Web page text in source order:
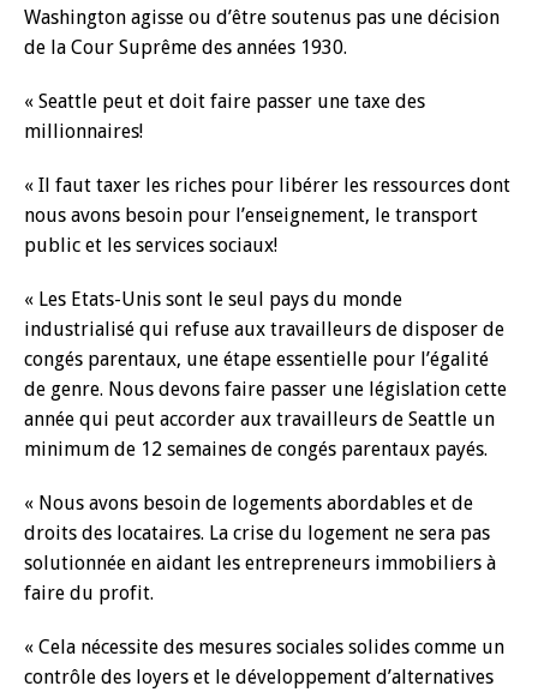
Washington agisse ou d’être soutenus pas une décision
de la Cour Suprême des années 1930.
« Seattle peut et doit faire passer une taxe des
millionnaires!
« Il faut taxer les riches pour libérer les ressources dont
nous avons besoin pour l’enseignement, le transport
public et les services sociaux!
« Les Etats-Unis sont le seul pays du monde
industrialisé qui refuse aux travailleurs de disposer de
congés parentaux, une étape essentielle pour l’égalité
de genre. Nous devons faire passer une législation cette
année qui peut accorder aux travailleurs de Seattle un
minimum de 12 semaines de congés parentaux payés.
« Nous avons besoin de logements abordables et de
droits des locataires. La crise du logement ne sera pas
solutionnée en aidant les entrepreneurs immobiliers à
faire du profit.
« Cela nécessite des mesures sociales solides comme un
contrôle des loyers et le développement d’alternatives